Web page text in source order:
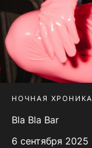
НОЧНАЯ ХРОНИКА
Bla Bla Bar
6 сентября 2025